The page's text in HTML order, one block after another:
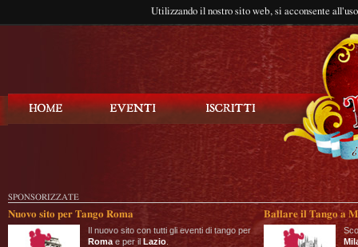
Utilizzando il nostro sito web, si acconsente
SPONSORIZZATE
Nuovo sito per Tango Roma
Il nuovo sito con tutti gli eventi di tango per
Roma e per il Lazio
Ballare il Tango a